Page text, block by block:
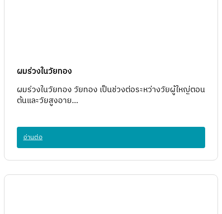
ผมร่วงในวัยทอง
ผมร่วงในวัยทอง วัยทอง เป็นช่วงต่อระหว่างวัยผู้ใหญ่ตอน
ต้นและวัยสูงอาย…
อ่านต่อ